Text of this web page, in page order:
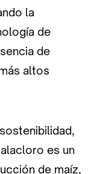
la
de
de
altos
es un
de maíz,